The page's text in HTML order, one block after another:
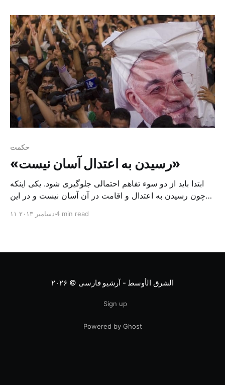
حکمت
«رسیدن به اعتدال آسان نیست»
ابتدا باید از دو سوء تفاهم احتمالی جلوگیری شود. یکی اینکه
چون رسیدن به اعتدال و اقامت در آن آسان نیست و در این
شاید خواننده نظر نویسنده را بدبینانه بداند و حتی آن را مغایر و
۱۱ دسامبر ۲۰۱۳4 min read
الشرق الأوسط - آرشیو فارسی © ۲۰۲۶
Sign up
Powered by Ghost